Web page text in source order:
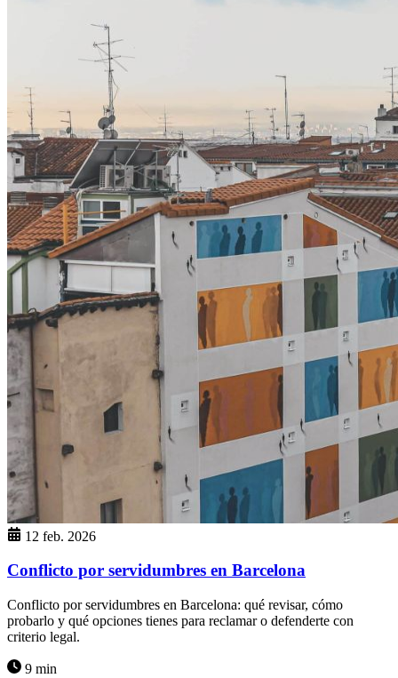
12 feb. 2026
Conflicto por servidumbres en Barcelona
Conflicto por servidumbres en Barcelona: qué revisar, cómo
probarlo y qué opciones tienes para reclamar o defenderte con
criterio legal.
9 min